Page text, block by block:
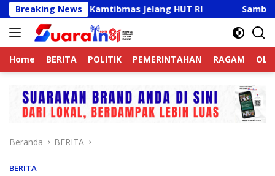
Langsung
ke
konten
Breaking News
Kamtibmas Jelang HUT RI Sambut HUT RI Ke-
Home BERITA POLITIK PEMERINTAHAN RAGAM
Beranda BERITA
BERITA